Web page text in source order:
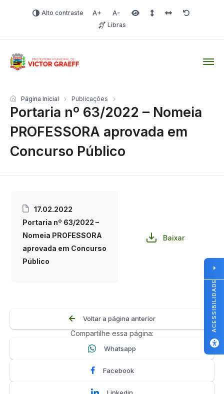
Alto contraste Aumentar fonte
Diminuir fonteÁrea selecionada
Espaçamento de linha
Espaço dos
Redefinir
Libras
Portaria nº 63/2022 – Nomeia
PROFESSORA aprovada em
Concurso Público
Página Inicial Publicações
17.02.2022
Portaria nº 63/2022 –
Nomeia PROFESSORA
aprovada em Concurso
Público
Baixar
Voltar a página anterior
Compartilhe essa página:
Whatsapp
Facebook
Linkedin
ACESSIBILIDADE